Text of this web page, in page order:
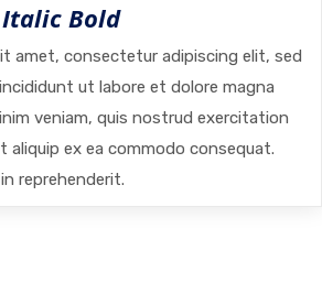
Bold
amet, consectetur adipiscing elit, sed
ut labore et dolore magna
veniam, quis nostrud exercitation
aliquip ex ea commodo consequat.
reprehenderit.